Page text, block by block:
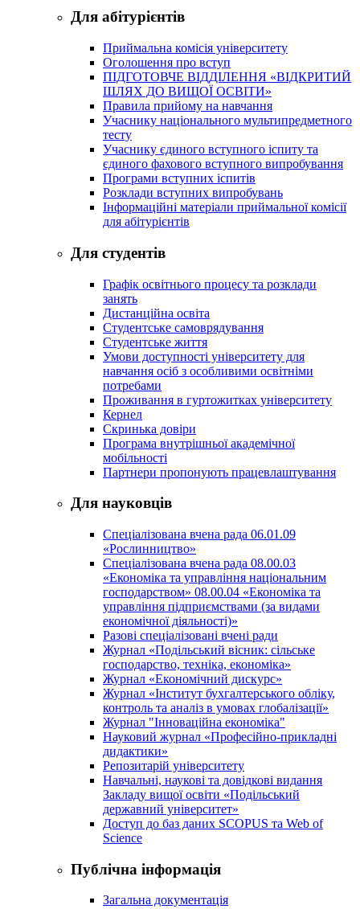
Для абітурієнтів
Приймальна комісія університету
Оголошення про вступ
ПІДГОТОВЧЕ ВІДДІЛЕННЯ «ВІДКРИТИЙ
ШЛЯХ ДО ВИЩОЇ ОСВІТИ»
Правила прийому на навчання
Учаснику національного мультипредметного
тесту
Учаснику єдиного вступного іспиту та
єдиного фахового вступного випробування
Програми вступних іспитів
Розклади вступних випробувань
Інформаційні матеріали приймальної комісії
для абітурієнтів
Для студентів
Графік освітнього процесу та розклади
занять
Дистанційна освіта
Студентське самоврядування
Студентське життя
Умови доступності університету для
навчання осіб з особливими освітніми
потребами
Проживання в гуртожитках університету
Кернел
Скринька довіри
Програма внутрішньої академічної
мобільності
Партнери пропонують працевлаштування
Для науковців
Спеціалізована вчена рада 06.01.09
«Рослинництво»
Спеціалізована вчена рада 08.00.03
«Економіка та управління національним
господарством» 08.00.04 «Економіка та
управління підприємствами (за видами
економічної діяльності)»
Разові спеціалізовані вчені ради
Журнал «Подільський вісник: сільське
господарство, техніка, економіка»
Журнал «Економічний дискурс»
Журнал «Інститут бухгалтерського обліку,
контроль та аналіз в умовах глобалізації»
Журнал "Інноваційна економіка"
Науковий журнал «Професійно-прикладні
дидактики»
Репозитарій університету
Навчальні, наукові та довідкові видання
Закладу вищої освіти «Подільський
державний університет»
Доступ до баз даних SCOPUS та Web of
Science
Публічна інформація
Загальна документація